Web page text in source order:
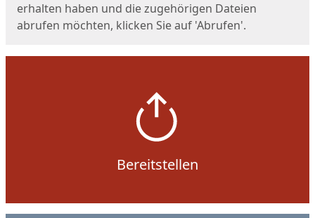
erhalten haben und die zugehörigen Dateien
abrufen möchten, klicken Sie auf 'Abrufen'.
Bereitstellen